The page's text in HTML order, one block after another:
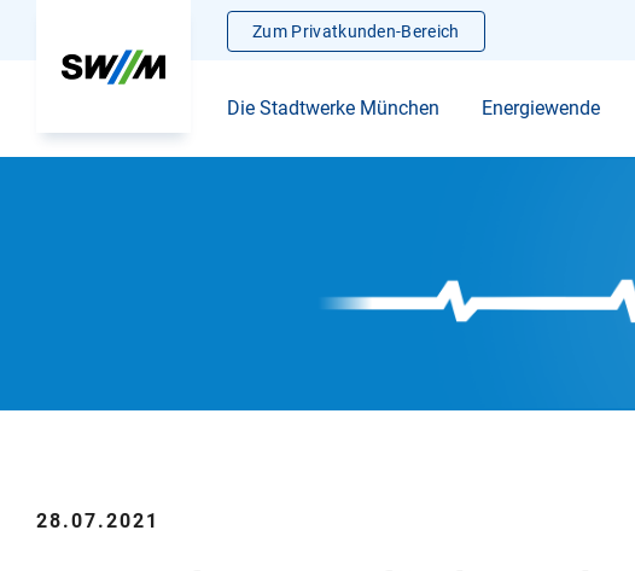
Zum Privatkunden-Bereich
Die Stadtwerke München Energiewende
28.07.2021